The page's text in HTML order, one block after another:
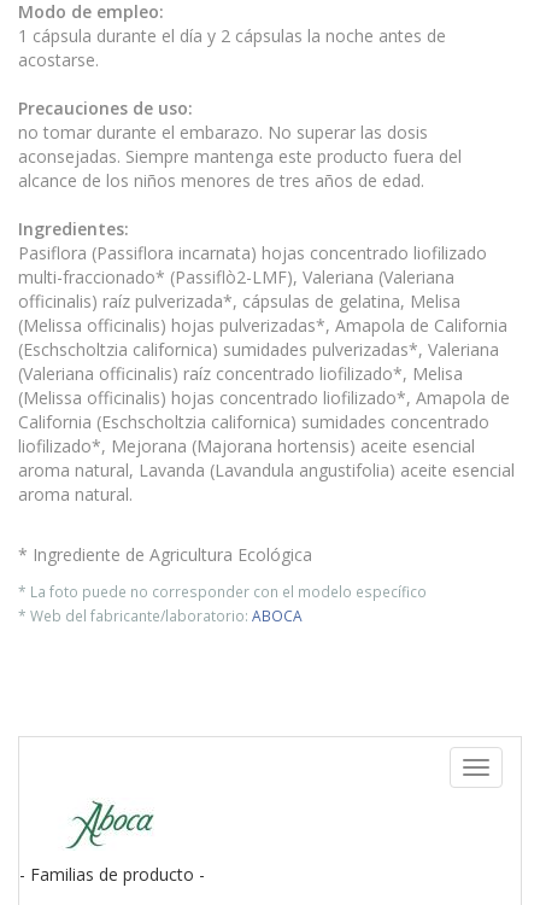
Modo de empleo:
1 cápsula durante el día y 2 cápsulas la noche antes de
acostarse.
Precauciones de uso:
no tomar durante el embarazo. No superar las dosis
aconsejadas. Siempre mantenga este producto fuera del
alcance de los niños menores de tres años de edad.
Ingredientes:
Pasiflora (Passiflora incarnata) hojas concentrado liofilizado
multi-fraccionado* (Passiflò2-LMF), Valeriana (Valeriana
officinalis) raíz pulverizada*, cápsulas de gelatina, Melisa
(Melissa officinalis) hojas pulverizadas*, Amapola de California
(Eschscholtzia californica) sumidades pulverizadas*, Valeriana
(Valeriana officinalis) raíz concentrado liofilizado*, Melisa
(Melissa officinalis) hojas concentrado liofilizado*, Amapola de
California (Eschscholtzia californica) sumidades concentrado
liofilizado*, Mejorana (Majorana hortensis) aceite esencial
aroma natural, Lavanda (Lavandula angustifolia) aceite esencial
aroma natural.
* Ingrediente de Agricultura Ecológica
* La foto puede no corresponder con el modelo específico
* Web del fabricante/laboratorio: ABOCA
Toggle
- Familias de producto -